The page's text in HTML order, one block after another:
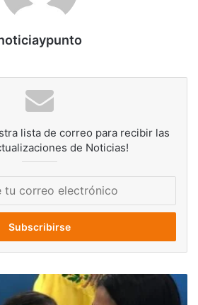
lista de correo para recibir las
de Noticias!